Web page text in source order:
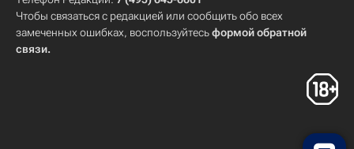
Чтобы связаться с редакцией или сообщить обо всех
замеченных ошибках, воспользуйтесьформой обратной
связи.